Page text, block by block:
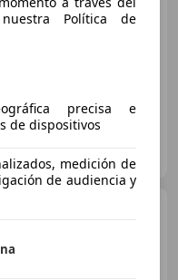
Política de
precisa e
de dispositivos
medición de
de audiencia y